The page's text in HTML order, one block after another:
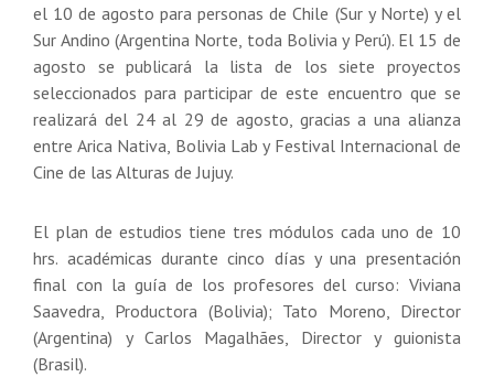
el 10 de agosto para personas de Chile (Sur y Norte) y el
Sur Andino (Argentina Norte, toda Bolivia y Perú). El 15 de
agosto se publicará la lista de los siete proyectos
seleccionados para participar de este encuentro que se
realizará del 24 al 29 de agosto, gracias a una alianza
entre Arica Nativa, Bolivia Lab y Festival Internacional de
Cine de las Alturas de Jujuy.
El plan de estudios tiene tres módulos cada uno de 10
hrs. académicas durante cinco días y una presentación
final con la guía de los profesores del curso: Viviana
Saavedra, Productora (Bolivia); Tato Moreno, Director
(Argentina) y Carlos Magalhães, Director y guionista
(Brasil).